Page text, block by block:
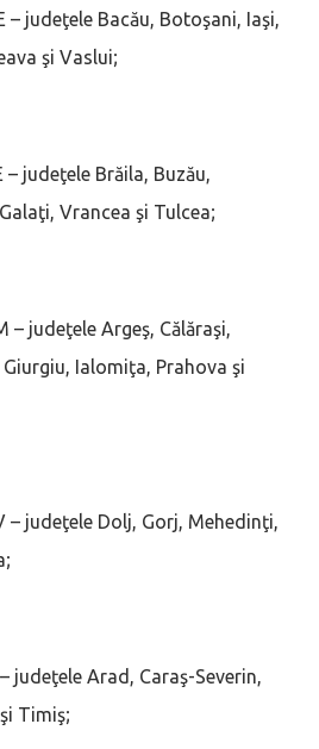
– judeţele Bacău, Botoşani, Iaşi,
şi Vaslui;
– judeţele Brăila, Buzău,
Vrancea şi Tulcea;
– judeţele Argeş, Călăraşi,
Ialomiţa, Prahova şi
– judeţele Dolj, Gorj, Mehedinţi,
judeţele Arad, Caraş-Severin,
Timiş;